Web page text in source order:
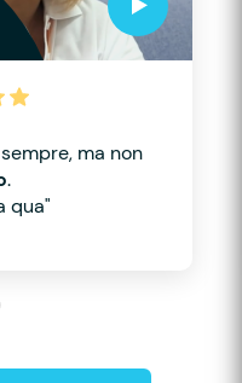
ma non
.
qua"